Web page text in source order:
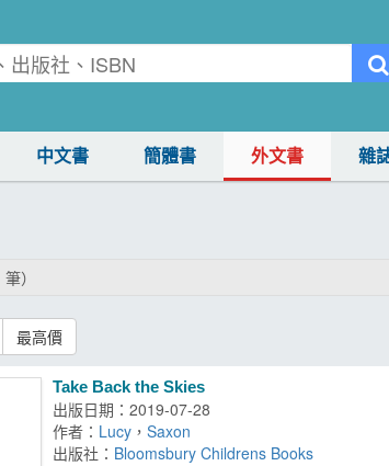
中文書 簡體書 外文書 雜
筆）
最高價
Take Back the Skies
出版日期：2019-07-28
作者： Lucy ，Saxon
出版社： Bloomsbury Childrens Books